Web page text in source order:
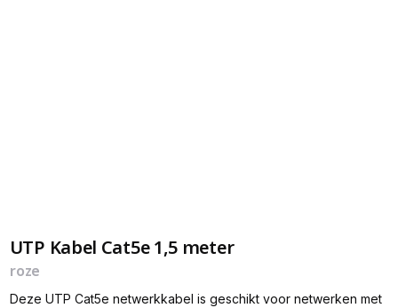
UTP Kabel Cat5e 1,5 meter
roze
Deze UTP Cat5e netwerkkabel is geschikt voor netwerken met